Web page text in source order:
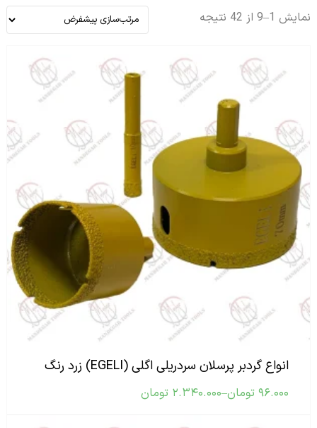
نمایش 1–9 از 42 نتیجه
انواع گردبر پرسلان سردریلی اگلی (EGELI) زرد رنگ
۹۶.۰۰۰ تومان–۲.۳۴۰.۰۰۰ تومان